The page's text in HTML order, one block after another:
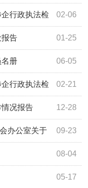
02-06
行政执法检
01-25
告
06-05
册
02-21
行政执法检
12-28
况报告
09-23
办公室关于
08-04
05-17